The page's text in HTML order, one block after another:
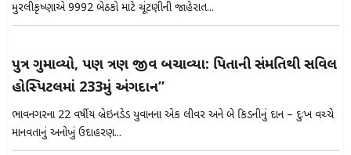
મુરલીકૃષ્ણાએ 9992 બેઠકો માટે ચૂંટણીની જાહેરાત...
પુત્ર ગુમાવ્યો, પણ ત્રણ જીવ બચાવ્યા: પિતાની સંમતિથી સિવિલ
હોસ્પિટલમાં 233મું અંગદાન”
ભાવનગરના 22 વર્ષીય બ્રેઇનડેડ યુવાનના એક લીવર અને બે કિડનીનું દાન – દુઃખ વચ્ચે
માનવતાનું અનોખું ઉદાહરણ...